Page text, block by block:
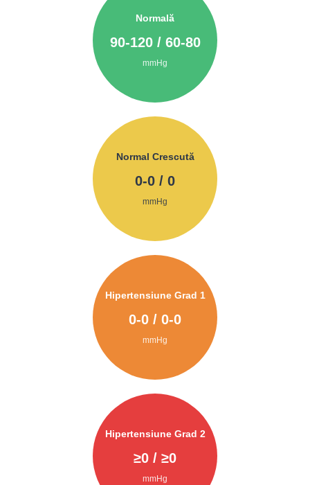
Normală
90-120/ 60-80
mmHg
Normal Crescută
0-0 / 0
mmHg
Hipertensiune Grad 1
0-0 / 0-0
mmHg
Hipertensiune Grad 2
≥0 / ≥0
mmHg